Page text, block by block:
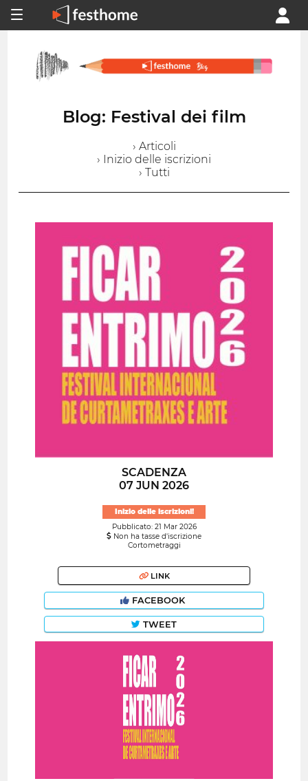
Blog: Festival dei film
› Articoli
› Inizio delle iscrizioni
› Tutti
SCADENZA
07 JUN 2026
Inizio delle iscrizioni!
Pubblicato: 21 Mar 2026
Non ha tasse d'iscrizione
Cortometraggi
LINK
FACEBOOK
TWEET